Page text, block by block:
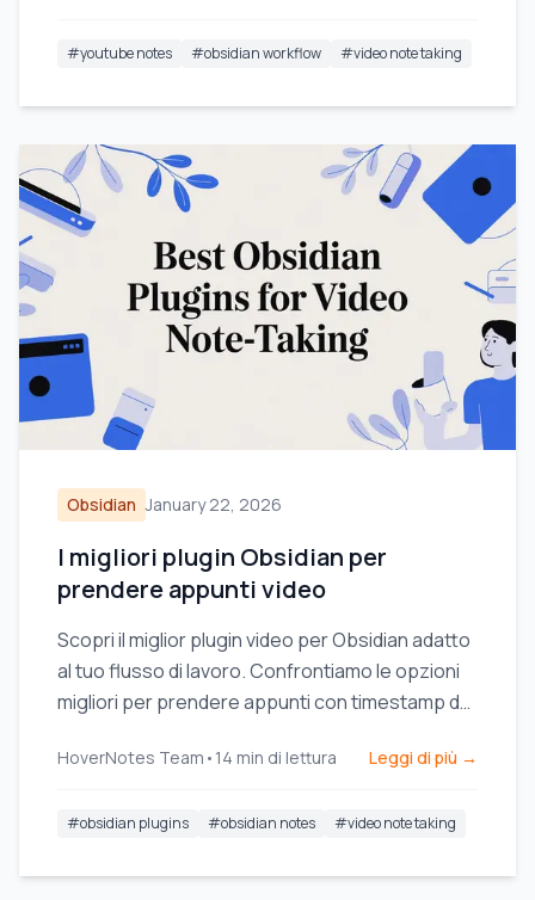
#youtube notes #obsidian workflow #video note taking
Obsidian January 22, 2026
I migliori plugin Obsidian per
prendere appunti video
Scopri il miglior plugin video per Obsidian adatto
al tuo flusso di lavoro. Confrontiamo le opzioni
migliori per prendere appunti con timestamp dai
HoverNotes Team • 14 min di lettura Leggi di più →
#obsidian plugins #obsidian notes #video note taking